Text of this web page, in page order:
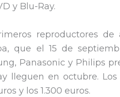
y Blu-Ray.
reproductores
que el 15 de
Panasonic y Philips
lleguen en octubre.
y los 1.300 euros.